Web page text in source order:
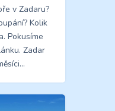
v Zadaru?
Kolik
Pokusíme
Zadar